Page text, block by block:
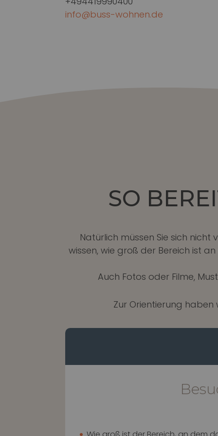
info@buss-wohnen.de
SO
Natürlich müssen Sie sich
wissen, wie groß der Bereich ist
Auch Fotos oder Filme,
Zur Orientierung haben